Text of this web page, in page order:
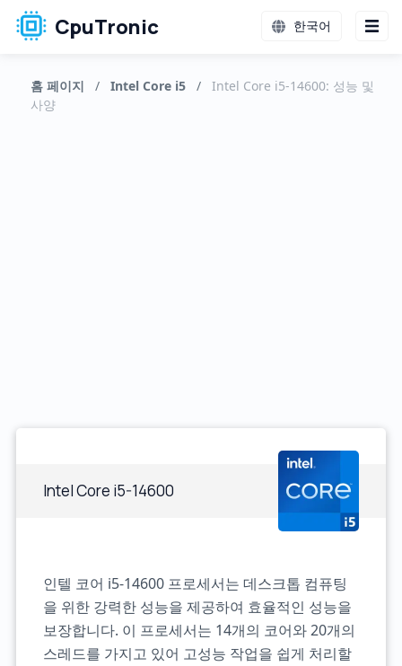
CpuTronic 한국어
홈 페이지 / Intel Core i5 /
Intel Core i5-14600: 성능 및
사양
Intel Core i5-14600
인텔 코어 i5-14600 프로세서는 데스크톱 컴퓨팅
을 위한 강력한 성능을 제공하여 효율적인 성능을
보장합니다. 이 프로세서는 14개의 코어와 20개의
스레드를 가지고 있어 고성능 작업을 쉽게 처리할